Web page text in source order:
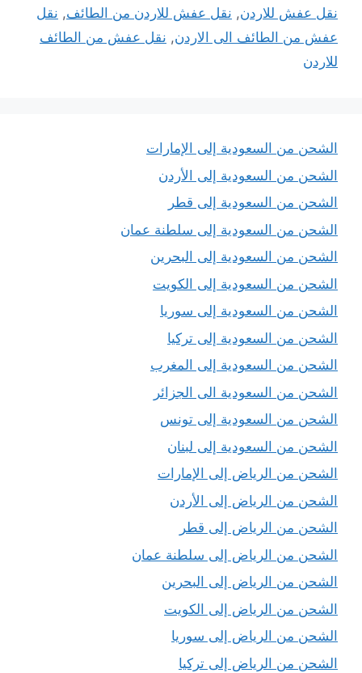
نقل عفش للاردن, نقل عفش للاردن من الطائف, نقل
عفش من الطائف الى الاردن, نقل عفش من الطائف
للاردن
الشحن من السعودية إلى الإمارات
الشحن من السعودية إلى الأردن
الشحن من السعودية إلى قطر
الشحن من السعودية إلى سلطنة عمان
الشحن من السعودية إلى البحرين
الشحن من السعودية إلى الكويت
الشحن من السعودية إلى سوريا
الشحن من السعودية إلى تركيا
الشحن من السعودية إلى المغرب
الشحن من السعودية الى الجزائر
الشحن من السعودية إلى تونس
الشحن من السعودية إلى لبنان
الشحن من الرياض إلى الإمارات
الشحن من الرياض إلى الأردن
الشحن من الرياض إلى قطر
الشحن من الرياض إلى سلطنة عمان
الشحن من الرياض إلى البحرين
الشحن من الرياض إلى الكويت
الشحن من الرياض إلى سوريا
الشحن من الرياض إلى تركيا